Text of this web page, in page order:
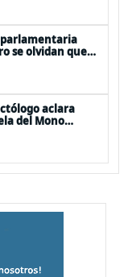
parlamentaria
se olvidan que
aclara
Mono